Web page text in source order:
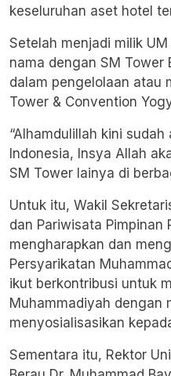
keseluruhan aset hotel
Setelah menjadi milik
nama dengan SM Tower
dalam pengelolaan atau
Tower & Convention
“Alhamdulillah kini
Indonesia, Insya Allah
SM Tower lainya di
Untuk itu, Wakil
dan Pariwisata Pimpinan
mengharapkan dan
Persyarikatan
ikut berkontribusi untuk
Muhammadiyah dengan
menyosialisasikan
Sementara itu, Rektor